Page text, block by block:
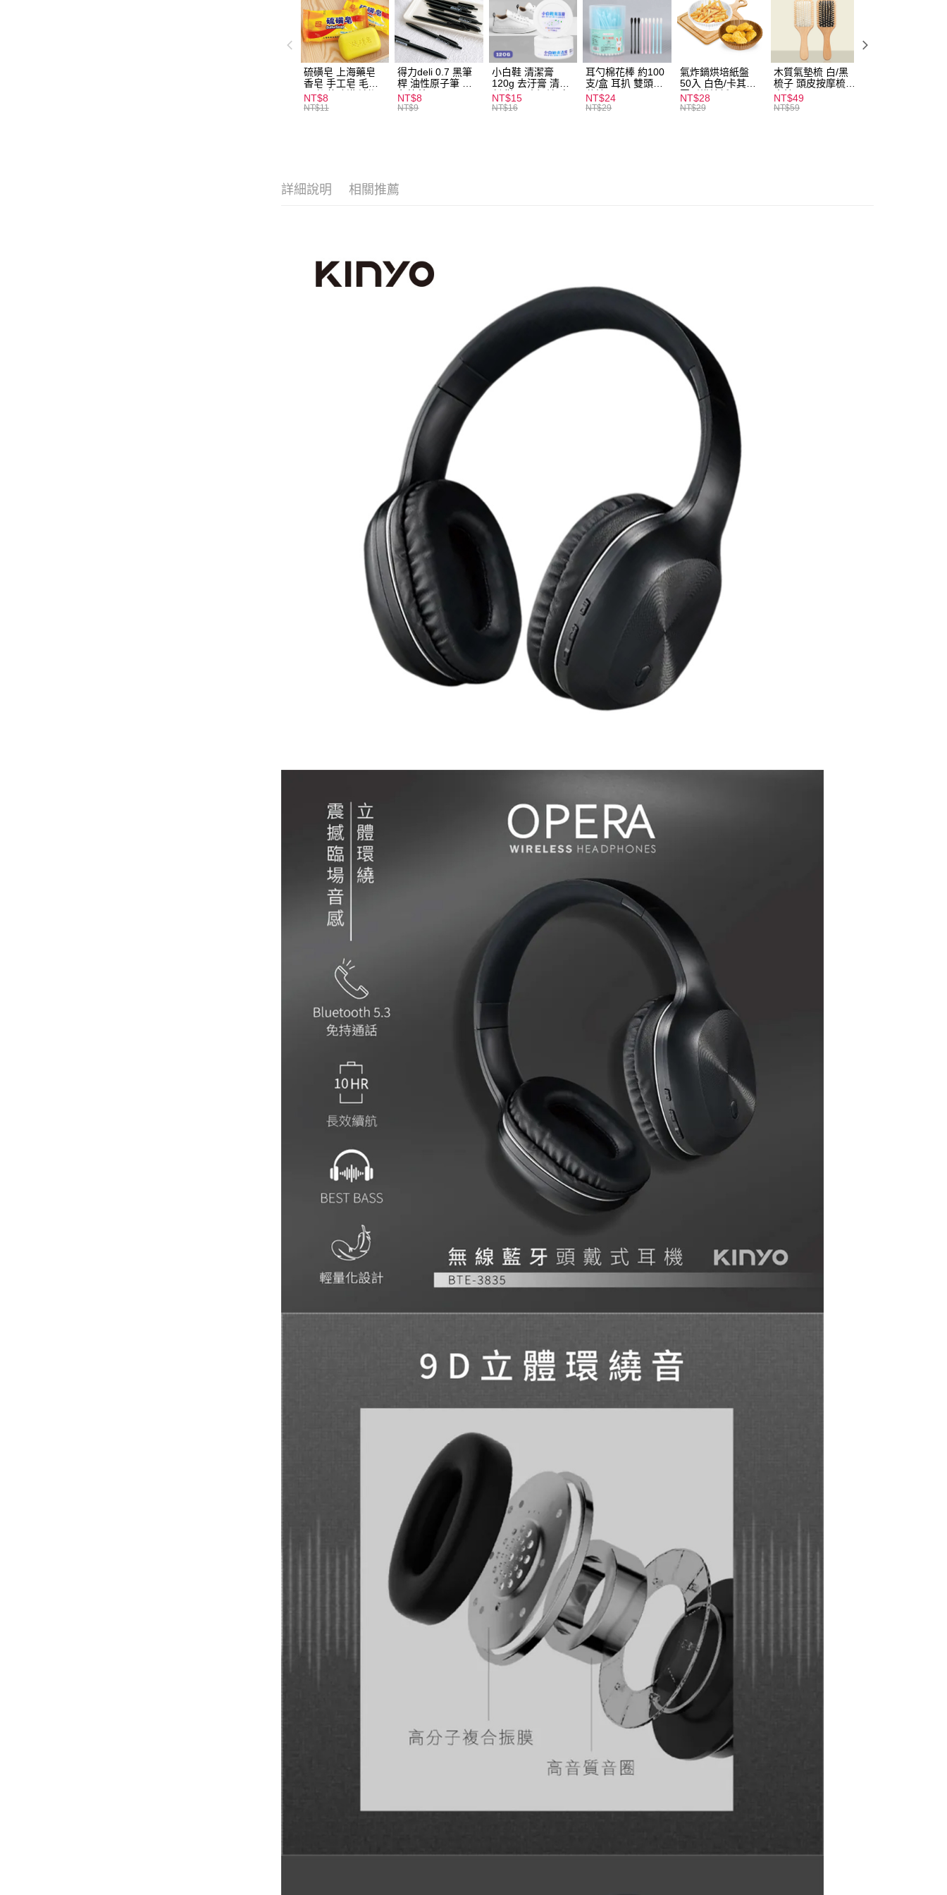
全家取貨付款
每筆NT$60，滿NT$599(含以上)免運費
付款後全家取貨
每筆NT$60，滿NT$599(含以上)免運費
7-11取貨付款
硫磺皂 上海藥皂
香皂 手工皂 毛囊
炎 抑菌除蟎 清潔
護膚 去油去痘 寵
NT$8
NT$11
得力deli 0.7 黑筆
桿 油性原子筆 黑
色筆芯 S304
NT$8
NT$9
小白鞋 清潔膏
120g 去汙膏 清潔
劑 鞋子 去汙漬 白
皮鞋 鞋油
NT$15
NT$16
耳勺棉花棒 約100
支/盒 耳扒 雙頭棉
花棒
NT$24
NT$29
氣炸鍋烘培紙盤
50入 白色/卡其色
圓形烘焙紙
NT$28
NT$29
木質氣墊梳 白/黑
梳子 頭皮按摩梳
木梳
NT$49
NT$59
詳細說明 相關推薦